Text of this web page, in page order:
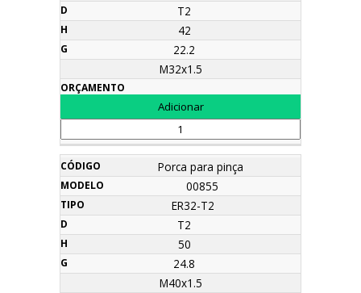
T2
42
22.2
M32x1.5
Porca para pinça
00855
ER32-T2
T2
50
24.8
M40x1.5